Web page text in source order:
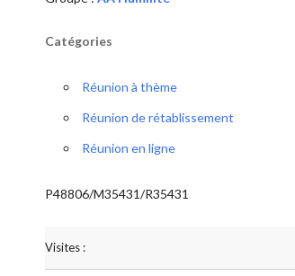
Catégories
Réunion à thème
Réunion de rétablissement
Réunion en ligne
P48806/M35431/R35431
Visites :